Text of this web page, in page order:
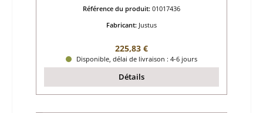
Référence du produit: 01017436
Fabricant: Justus
Prix régulier :
225,83 €
Disponible, délai de livraison : 4-6 jours
Détails